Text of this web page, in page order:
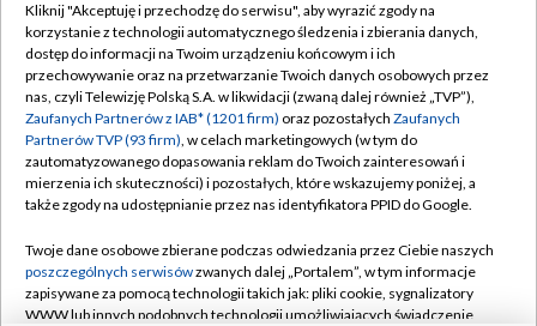
TVP
Abonament TVP
Emisja w TVP
Centrum informacji TVP
Naziemna Telewizja Cyfrowa
Rada Programowa
System NOS
Regulamin TVP
Polityka prywatności
Moje zgody
Pomoc
Kontakt
Kliknij "Akceptuję i przechodzę do serwisu", aby wyrazić zgody na
korzystanie z technologii automatycznego śledzenia i zbierania danych,
dostęp do informacji na Twoim urządzeniu końcowym i ich
przechowywanie oraz na przetwarzanie Twoich danych osobowych przez
nas, czyli Telewizję Polską S.A. w likwidacji (zwaną dalej również „TVP”),
Zaufanych Partnerów z IAB* (1201 firm) oraz pozostałych Zaufanych
Partnerów TVP (93 firm), w celach marketingowych (w tym do
zautomatyzowanego dopasowania reklam do Twoich zainteresowań i
mierzenia ich skuteczności) i pozostałych, które wskazujemy poniżej, a
także zgody na udostępnianie przez nas identyfikatora PPID do Google.
Twoje dane osobowe zbierane podczas odwiedzania przez Ciebie naszych
poszczególnych serwisówzwanych dalej „Portalem”, w tym informacje
zapisywane za pomocą technologii takich jak: pliki cookie, sygnalizatory
WWW lub innych podobnych technologii umożliwiających świadczenie